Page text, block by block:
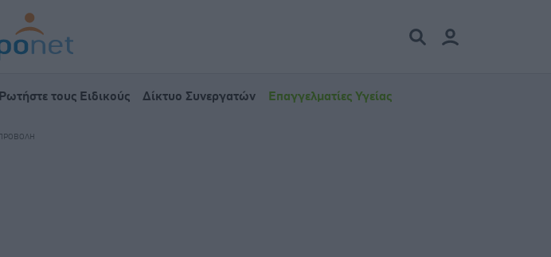
Ρωτήστε τους Ειδικούς Δίκτυο Συνεργατών Επαγγελματίες Υγείας